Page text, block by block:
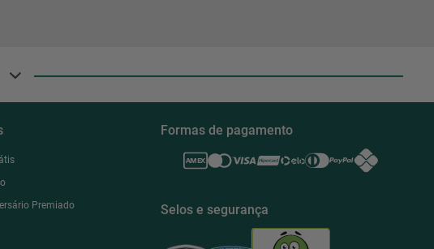
Premiado
Formas de pagamento
Selos e segurança